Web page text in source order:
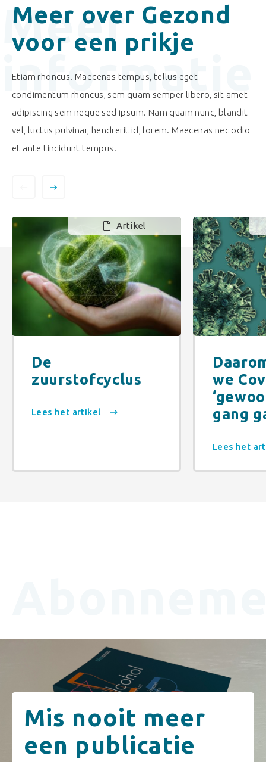
Meer over Gezond
voor een prikje
Etiam rhoncus. Maecenas tempus, tellus eget
condimentum rhoncus, sem quam semper libero, sit amet
adipiscing sem neque sed ipsum. Nam quam nunc, blandit
vel, luctus pulvinar, hendrerit id, lorem. Maecenas nec odio
et ante tincidunt tempus.
Meer
informatie
Artikel
De
zuurstofcyclus
Lees het artikel
we
gang
Lees het
Mis nooit meer
een publicatie